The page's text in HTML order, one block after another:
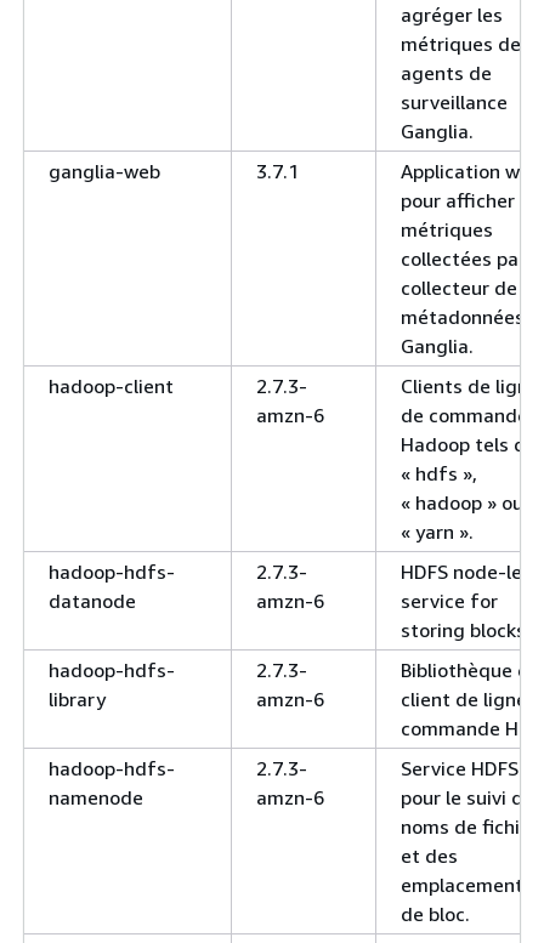
agréger les
métriques des
agents de
surveillance
Ganglia.
ganglia-web
3.7.1
Application web
pour afficher les
métriques
collectées par
collecteur de
métadonnées
Ganglia.
hadoop-client
2.7.3-
amzn-6
Clients de ligne
de commande
Hadoop tels
« hdfs »,
« hadoop » ou
« yarn ».
hadoop-hdfs-
datanode
2.7.3-
amzn-6
HDFS node-
service for
storing blocks.
hadoop-hdfs-
library
2.7.3-
amzn-6
Bibliothèque et
client de ligne
commande
hadoop-hdfs-
namenode
2.7.3-
amzn-6
Service HDFS
pour le suivi des
noms de fichier
et des
emplacements
de bloc.